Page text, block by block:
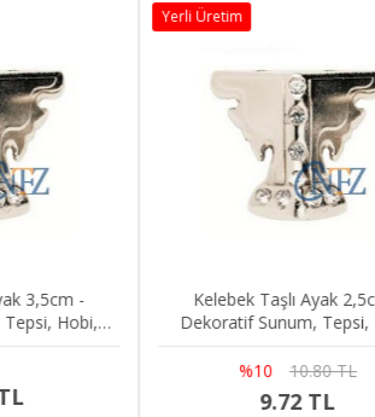
3,5cm -
Hobi,
Kelebek Taşlı Ayak
Dekoratif Sunum, Tepsi,
Ayağı
%10 10.80 TL
9.72 TL
Yerli Üretim